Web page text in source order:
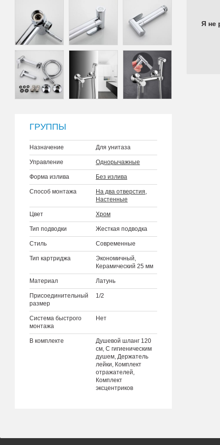
ГРУППЫ
Назначение Для унитаза
Управление Однорычажные
Форма излива Без излива
Способ монтажа На два отверстия,
Настенные
Цвет Хром
Тип подводки Жесткая подводка
Стиль Современные
Тип картриджа
Экономичный,
Керамический 25 мм
Материал Латунь
Присоединительный
размер
1/2
Система быстрого
монтажа
Нет
В комплекте
Душевой шланг 120
см, С гигиеническим
душем, Держатель
лейки, Комплект
отражателей,
Комплект
эксцентриков
Я не